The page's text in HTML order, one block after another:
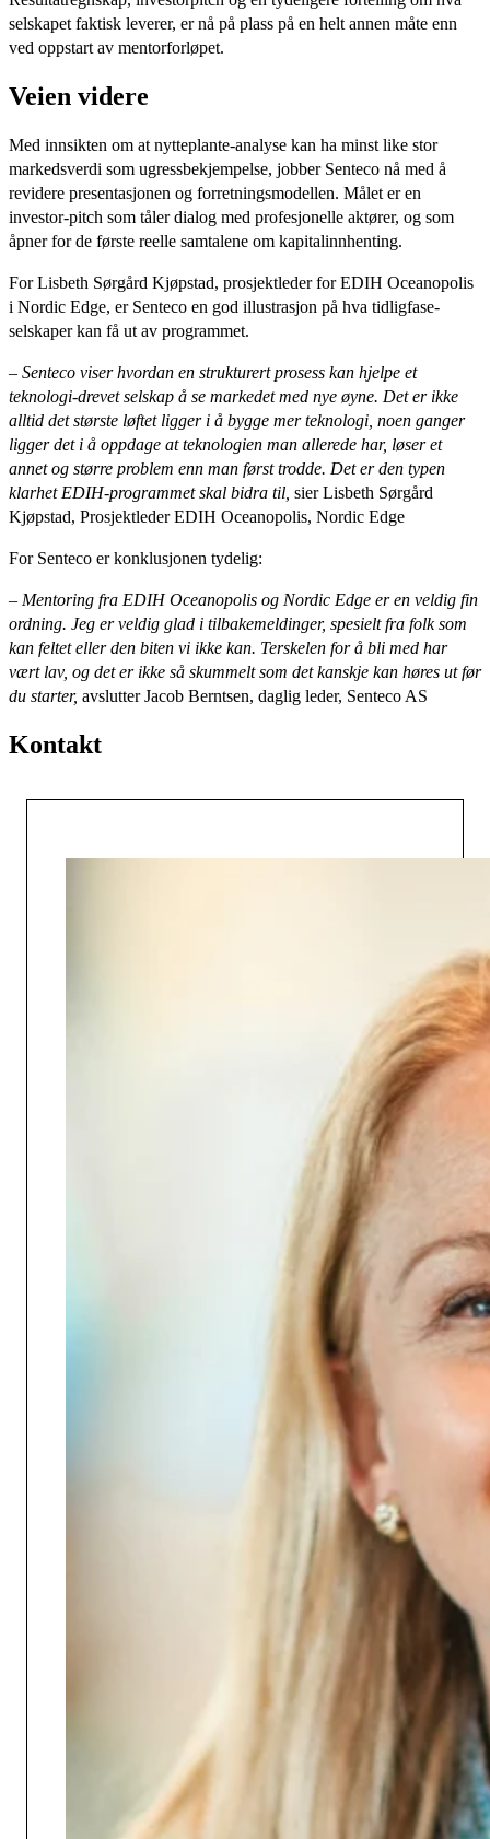
selskapet faktisk leverer, er nå på plass på en helt annen måte enn
ved oppstart av mentorforløpet.
Veien videre
Med innsikten om at nytteplante-analyse kan ha minst like stor
markedsverdi som ugressbekjempelse, jobber Senteco nå med å
revidere presentasjonen og forretningsmodellen. Målet er en
investor-pitch som tåler dialog med profesjonelle aktører, og som
åpner for de første reelle samtalene om kapitalinnhenting.
For Lisbeth Sørgård Kjøpstad, prosjektleder for EDIH Oceanopolis
i Nordic Edge, er Senteco en god illustrasjon på hva tidligfase-
selskaper kan få ut av programmet.
– Senteco viser hvordan en strukturert prosess kan hjelpe et
teknologi-drevet selskap å se markedet med nye øyne. Det er ikke
alltid det største løftet ligger i å bygge mer teknologi, noen ganger
ligger det i å oppdage at teknologien man allerede har, løser et
annet og større problem enn man først trodde. Det er den typen
klarhet EDIH-programmet skal bidra til, sierLisbeth Sørgård
Kjøpstad, Prosjektleder EDIH Oceanopolis, Nordic Edge
For Senteco er konklusjonen tydelig:
– Mentoring fra EDIH Oceanopolis og Nordic Edge er en veldig fin
ordning. Jeg er veldig glad i tilbakemeldinger, spesielt fra folk som
kan feltet eller den biten vi ikke kan. Terskelen for å bli med har
vært lav, og det er ikke så skummelt som det kanskje kan høres ut før
du starter, avslutterJacob Berntsen, daglig leder, Senteco AS
Kontakt